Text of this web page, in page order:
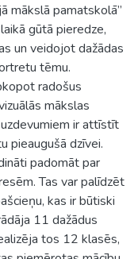
mākslā pamatskolā”
gūtā pieredze,
un veidojot dažādas
tēmu.
radošus
mākslas
ir attīstīt
pieaugušā dzīvei.
padomāt par
Tas var palīdzēt
kas ir būtiski
11 dažādus
tos 12 klasēs,